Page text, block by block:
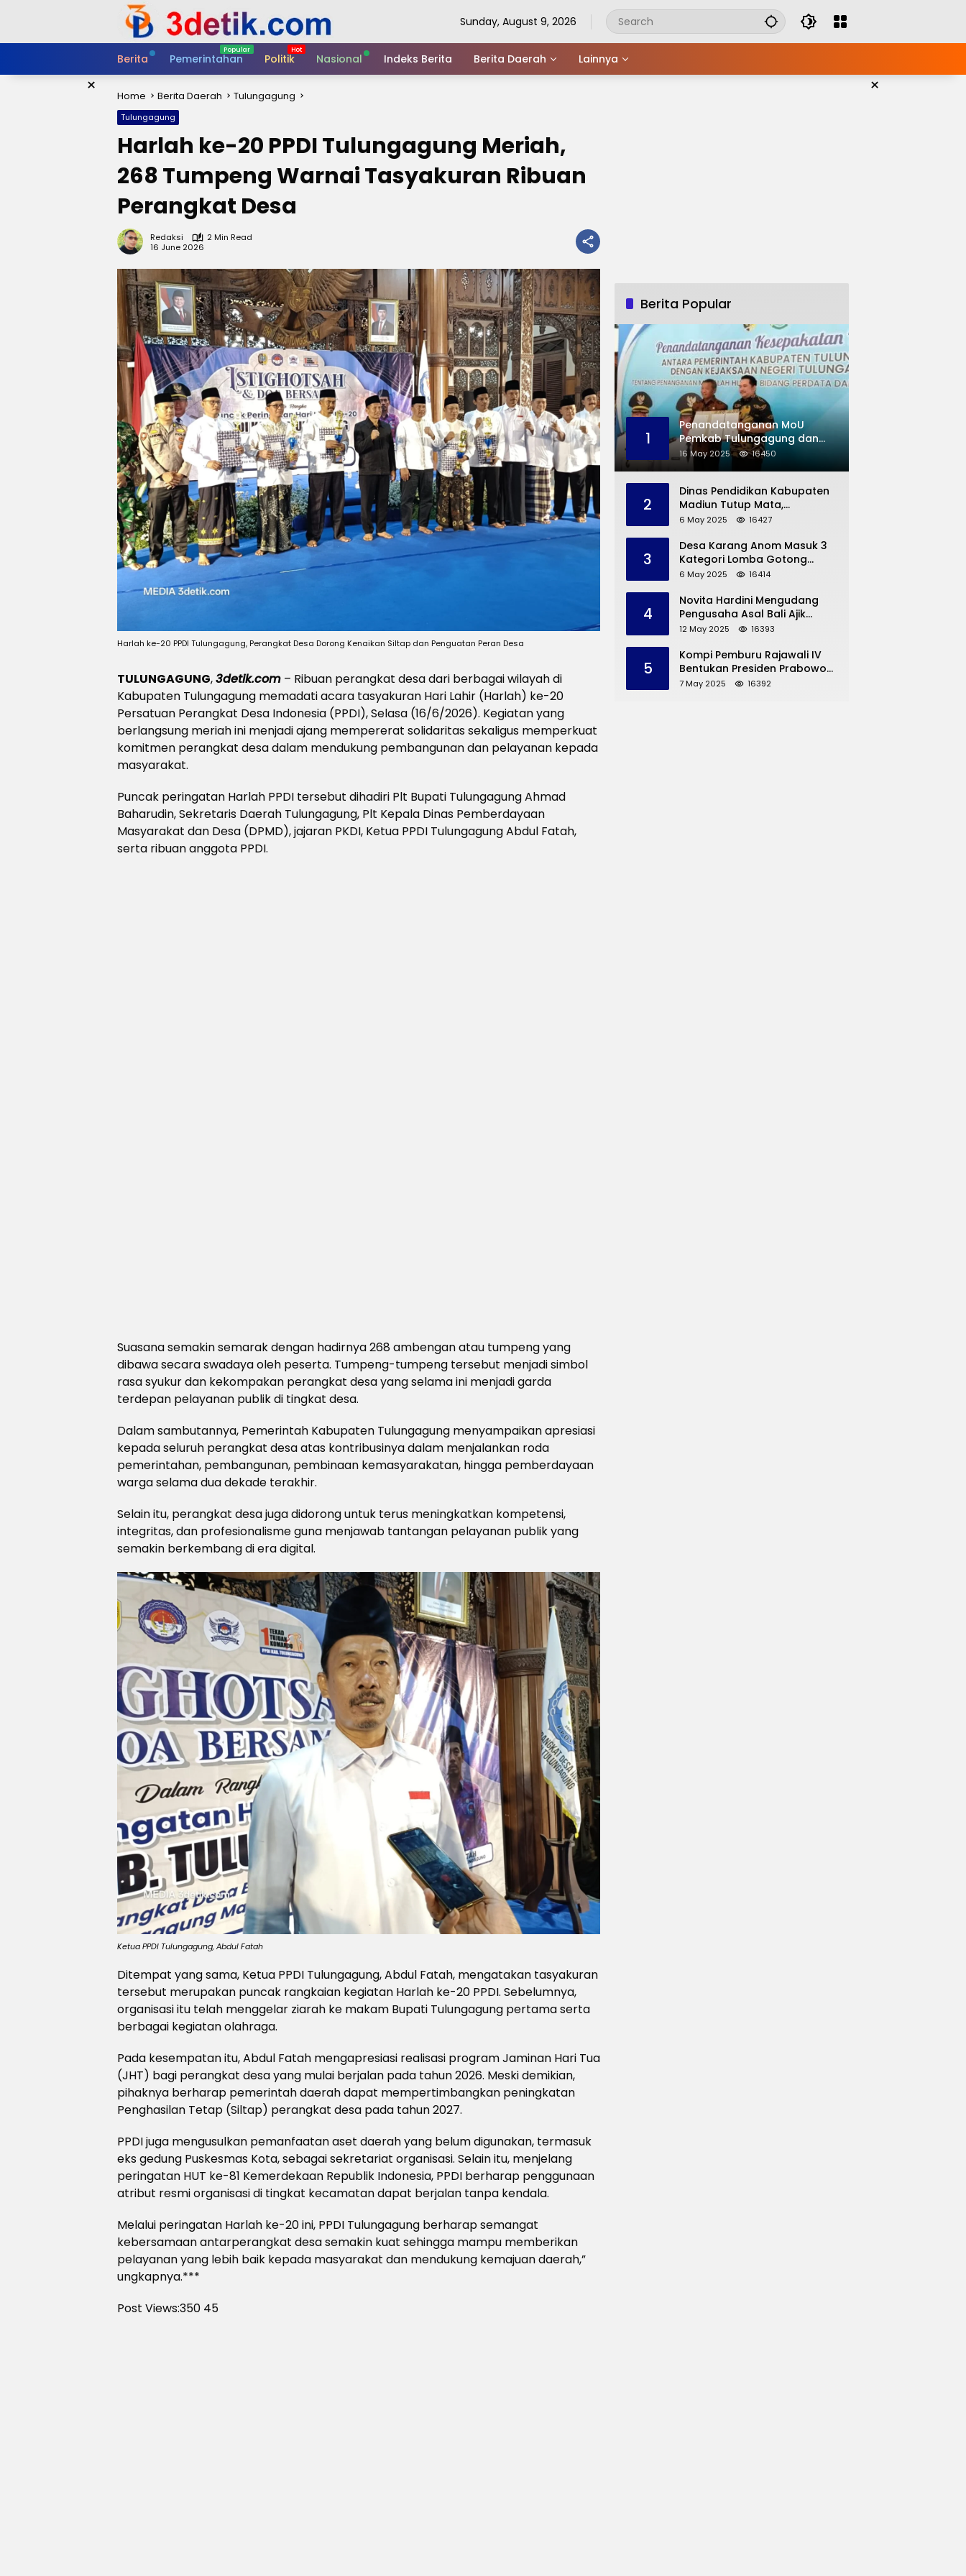
Sunday, August 9, 2026
Berita Pemerintahan Politik Nasional Indeks Berita Berita Daerah Lainnya
× ×
Home Berita Daerah Tulungagung
Tulungagung
Harlah ke-20 PPDI Tulungagung Meriah,
268 Tumpeng Warnai Tasyakuran Ribuan
Perangkat Desa
Redaksi
2 Min Read
16 June 2026
Harlah ke-20 PPDI Tulungagung, Perangkat Desa Dorong Kenaikan Siltap dan Penguatan Peran Desa
TULUNGAGUNG,3detik.com – Ribuan perangkat desa dari berbagai wilayah di
Kabupaten Tulungagung memadati acara tasyakuran Hari Lahir (Harlah) ke-20
Persatuan Perangkat Desa Indonesia (PPDI), Selasa (16/6/2026). Kegiatan yang
berlangsung meriah ini menjadi ajang mempererat solidaritas sekaligus memperkuat
komitmen perangkat desa dalam mendukung pembangunan dan pelayanan kepada
masyarakat.
Puncak peringatan Harlah PPDI tersebut dihadiri Plt Bupati Tulungagung Ahmad
Baharudin, Sekretaris Daerah Tulungagung, Plt Kepala Dinas Pemberdayaan
Masyarakat dan Desa (DPMD), jajaran PKDI, Ketua PPDI Tulungagung Abdul Fatah,
serta ribuan anggota PPDI.
Suasana semakin semarak dengan hadirnya 268 ambengan atau tumpeng yang
dibawa secara swadaya oleh peserta. Tumpeng-tumpeng tersebut menjadi simbol
rasa syukur dan kekompakan perangkat desa yang selama ini menjadi garda
terdepan pelayanan publik di tingkat desa.
Dalam sambutannya, Pemerintah Kabupaten Tulungagung menyampaikan apresiasi
kepada seluruh perangkat desa atas kontribusinya dalam menjalankan roda
pemerintahan, pembangunan, pembinaan kemasyarakatan, hingga pemberdayaan
warga selama dua dekade terakhir.
Selain itu, perangkat desa juga didorong untuk terus meningkatkan kompetensi,
integritas, dan profesionalisme guna menjawab tantangan pelayanan publik yang
semakin berkembang di era digital.
Ketua PPDI Tulungagung, Abdul Fatah
Ditempat yang sama, Ketua PPDI Tulungagung, Abdul Fatah, mengatakan tasyakuran
tersebut merupakan puncak rangkaian kegiatan Harlah ke-20 PPDI. Sebelumnya,
organisasi itu telah menggelar ziarah ke makam Bupati Tulungagung pertama serta
berbagai kegiatan olahraga.
Pada kesempatan itu, Abdul Fatah mengapresiasi realisasi program Jaminan Hari Tua
(JHT) bagi perangkat desa yang mulai berjalan pada tahun 2026. Meski demikian,
pihaknya berharap pemerintah daerah dapat mempertimbangkan peningkatan
Penghasilan Tetap (Siltap) perangkat desa pada tahun 2027.
PPDI juga mengusulkan pemanfaatan aset daerah yang belum digunakan, termasuk
eks gedung Puskesmas Kota, sebagai sekretariat organisasi. Selain itu, menjelang
peringatan HUT ke-81 Kemerdekaan Republik Indonesia, PPDI berharap penggunaan
atribut resmi organisasi di tingkat kecamatan dapat berjalan tanpa kendala.
Melalui peringatan Harlah ke-20 ini, PPDI Tulungagung berharap semangat
kebersamaan antarperangkat desa semakin kuat sehingga mampu memberikan
pelayanan yang lebih baik kepada masyarakat dan mendukung kemajuan daerah,”
ungkapnya.***
Post Views:350 45
Berita Popular
1
Penandatanganan MoU
Pemkab Tulungagung dan
Kejaksaan Negeri
16 May 2025 16450
2
Dinas Pendidikan Kabupaten
Madiun Tutup Mata,
Bangunan SD Roboh Kades
Dana Pribadi
6 May 2025 16427
3
Desa Karang Anom Masuk 3
Kategori Lomba Gotong
Royong Provinsi Jatim, Ini
Trenggalek
6 May 2025 16414
4
Novita Hardini Mengudang
Pengusaha Asal Bali Ajik
Krisna, Berbagi Ilmu
dan UMKM Trenggalek
12 May 2025 16393
5
Kompi Pemburu Rajawali IV
Bentukan Presiden Prabowo
Reuni
7 May 2025 16392